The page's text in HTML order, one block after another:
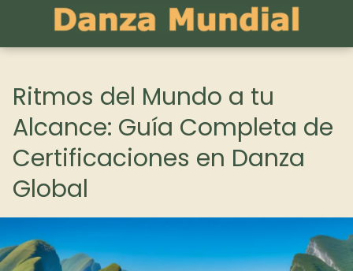
Ritmos del Mundo a tu
Alcance: Guía Completa de
Certificaciones en Danza
Global